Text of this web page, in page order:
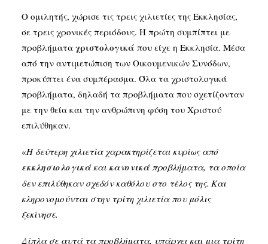
Ο ομιλητής, χώρισε τις τρεις χιλιετίες της Εκκλησίας,
σε τρεις χρονικές περιόδους. Η πρώτη συμπίπτει με
προβλήματα χριστολογικά που είχε η Εκκλησία. Μέσα
από την αντιμετώπιση των Οικουμενικών Συνόδων,
προκύπτει ένα συμπέρασμα. Όλα τα χριστολογικά
προβλήματα, δηλαδή τα προβλήματα που σχετίζονταν
με την θεία και την ανθρώπινη φύση του Χριστού
επιλύθηκαν.
«Η δεύτερη χιλιετία χαρακτηρίζεται κυρίως από
εκκλησιολογικάκαι κανονικάπροβλήματα, τα οποία
δεν επιλύθηκαν σχεδόν καθόλου στο τέλος της. Και
κληρονομούνται στην τρίτη χιλιετία που μόλις
ξεκίνησε.
Δίπλα σε αυτά τα προβλήματα, υπάρχει και μια τρίτη